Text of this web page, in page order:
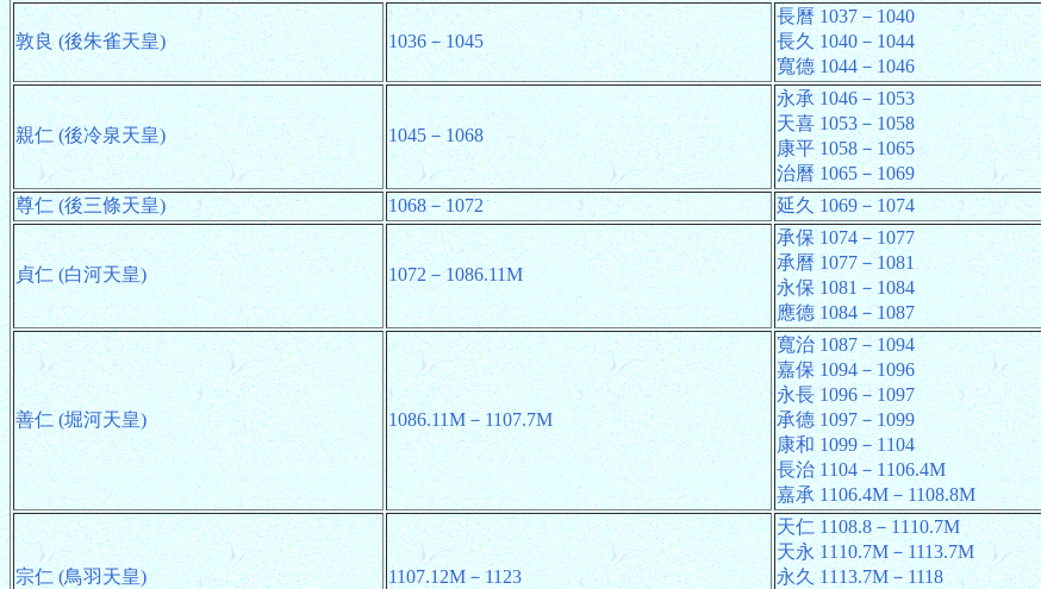
敦良 (後朱雀天皇) 1036－1045
長曆 1037－1040
長久 1040－1044
寬德 1044－1046
親仁 (後冷泉天皇) 1045－1068
永承 1046－1053
天喜 1053－1058
康平 1058－1065
治曆 1065－1069
尊仁 (後三條天皇)
1068－1072 延久 1069－1074
貞仁 (白河天皇) 1072－1086.11M
承保 1074－1077
承曆 1077－1081
永保 1081－1084
應德 1084－1087
善仁 (堀河天皇) 1086.11M－1107.7M
寬治 1087－1094
嘉保 1094－1096
永長 1096－1097
承德 1097－1099
康和 1099－1104
長治 1104－1106.4M
嘉承 1106.4M－1108.8M
宗仁 (鳥羽天皇) 1107.12M－1123
天仁 1108.8－1110.7M
天永 1110.7M－1113.7M
永久 1113.7M－1118